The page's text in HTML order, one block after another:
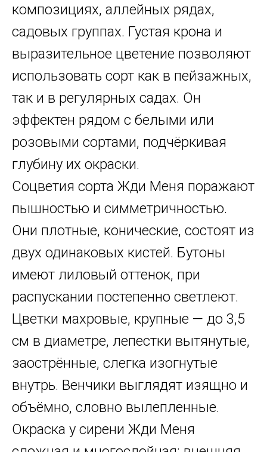
композициях, аллейных рядах,
садовых группах. Густая крона и
выразительное цветение позволяют
использовать сорт как в пейзажных,
так и в регулярных садах. Он
эффектен рядом с белыми или
розовыми сортами, подчёркивая
глубину их окраски.
Соцветия сорта Жди Меня поражают
пышностью и симметричностью.
Они плотные, конические, состоят из
двух одинаковых кистей. Бутоны
имеют лиловый оттенок, при
распускании постепенно светлеют.
Цветки махровые, крупные — до 3,5
см в диаметре, лепестки вытянутые,
заострённые, слегка изогнутые
внутрь. Венчики выглядят изящно и
объёмно, словно вылепленные.
Окраска у сирени Жди Меня